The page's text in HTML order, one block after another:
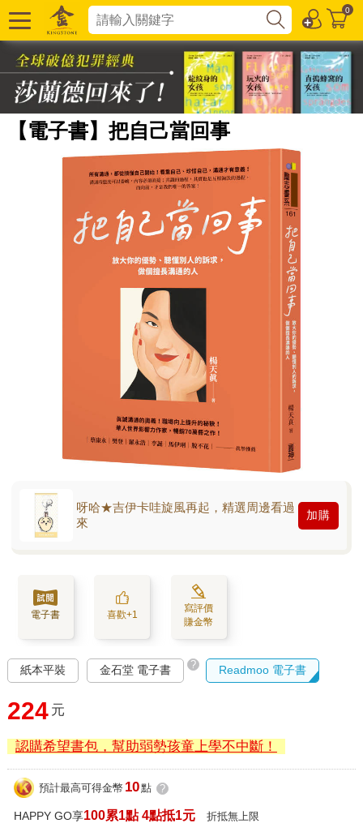
0
【電子書】把自己當回事
呀哈★吉伊卡哇旋風再起，精選周邊看過
來
加購
電子書 喜歡+1
寫評價
賺金幣
紙本平裝 金石堂 電子書 ? Readmoo 電子書
224 元
認購希望書包，幫助弱勢孩童上學不中斷！
預計最高可得金幣 10點 ?
HAPPY GO享100累1點 4點抵1元 折抵無上限